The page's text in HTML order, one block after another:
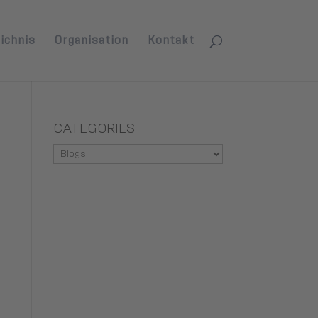
Organisation Kontakt
CATEGORIES
Categories